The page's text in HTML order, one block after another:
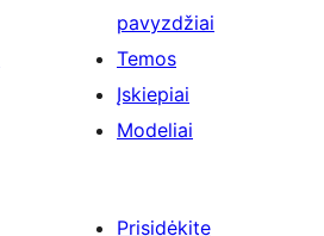
pavyzdžiai
Temos
Įskiepiai
Modeliai
Prisidėkite